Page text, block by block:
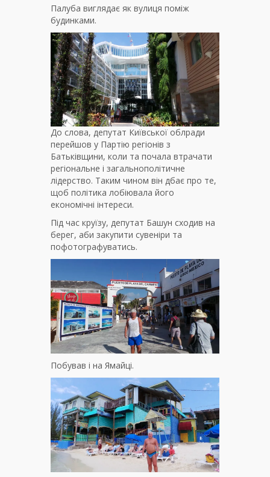
Палуба виглядає як вулиця поміж
будинками.
До слова, депутат Київської облради
перейшов у Партію регіонів з
Батьківщини, коли та почала втрачати
регіональне і загальнополітичне
лідерство. Таким чином він дбає про те,
щоб політика лобіювала його
економічні інтереси.
Під час круїзу, депутат Башун сходив на
берег, аби закупити сувеніри та
пофотографуватись.
Побував і на Ямайці.